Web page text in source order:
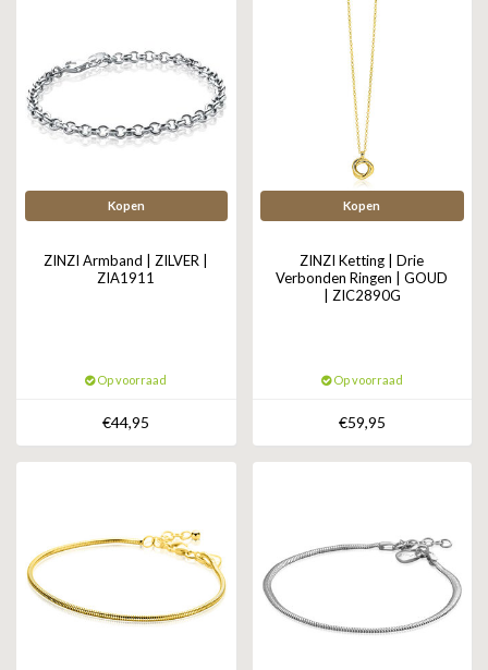
Kopen
ZINZI Armband | ZILVER |
ZIA1911
Op voorraad
€44,95
Kopen
ZINZI Ketting | Drie
Verbonden Ringen | GOUD
| ZIC2890G
Op voorraad
€59,95